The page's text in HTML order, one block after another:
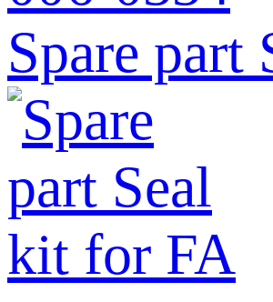
Spare